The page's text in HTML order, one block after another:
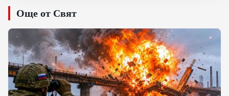
Още от Свят